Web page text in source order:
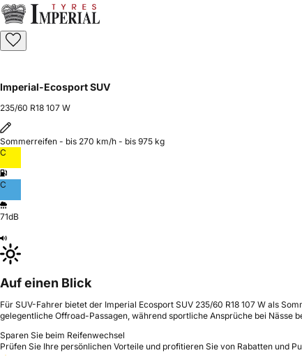
Imperial-Ecosport SUV
235/60 R18 107 W
Sommerreifen - bis 270 km/h - bis 975 kg
C
C
71dB
Auf einen Blick
Für SUV-Fahrer bietet der Imperial Ecosport SUV 235/60 R18 107 W als
gelegentliche Offroad-Passagen, während sportliche Ansprüche bei Nässe
Sparen Sie beim Reifenwechsel
Prüfen Sie Ihre persönlichen Vorteile und profitieren Sie von Rabatten und